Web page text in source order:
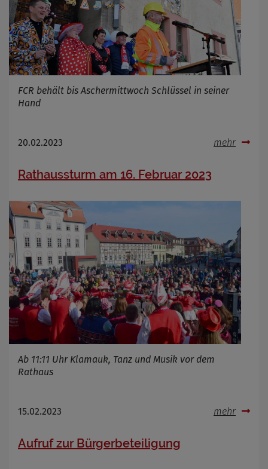
FCR behält bis Aschermittwoch Schlüssel in seiner
Hand
20.02.2023 mehr
Rathaussturm am 16. Februar 2023
Ab 11:11 Uhr Klamauk, Tanz und Musik vor dem
Rathaus
15.02.2023 mehr
Aufruf zur Bürgerbeteiligung